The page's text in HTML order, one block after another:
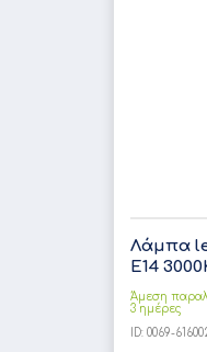
Λάμπα
E14
Άμεση
3 ημέρες
ID: 0069-